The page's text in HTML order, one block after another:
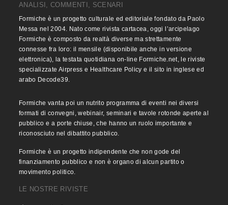
ANALISI, COMMENTI, SCENARI
Formiche è un progetto culturale ed editoriale fondato da Paolo
Messa nel 2004. Nato come rivista cartacea, oggi l’arcipelago
Formiche è composto da realtà diverse ma strettamente
connesse fra loro: il mensile (disponibile anche in versione
elettronica), la testata quotidiana on-line Formiche.net, le riviste
specializzate Airpress e Healthcare Policy e il sito in inglese ed
arabo Decode39.
Formiche vanta poi un nutrito programma di eventi nei diversi
formati di convegni, webinair, seminari e tavole rotonde aperte al
pubblico e a porte chiuse, che hanno un ruolo importante e
riconosciuto nel dibattito pubblico.
Formiche è un progetto indipendente che non gode del
finanziamento pubblico e non è organo di alcun partito o
movimento politico.
LE NOSTRE RIVISTE